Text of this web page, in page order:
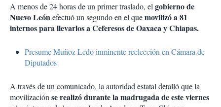
A menos de 24 horas de un primer traslado, elgobierno de
Nuevo Leónefectuó un segundo en el quemovilizó a 81
internos para llevarlos a Ceferesos de Oaxaca y Chiapas.
Presume Muñoz Ledo inminente reelección en Cámara de
Diputados
A través de un comunicado, la autoridad estatal detalló que la
movilizaciónse realizó durante la madrugada de este viernes